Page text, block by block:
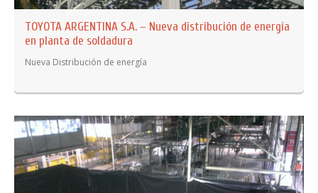
TOYOTA ARGENTINA S.A. – Nueva distribución de energía
en planta de soldadura
Nueva Distribución de energía